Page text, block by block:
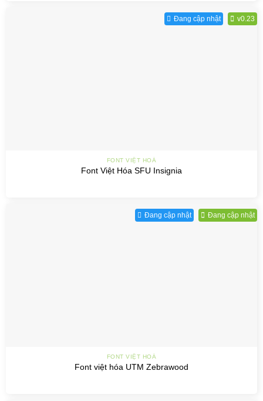
Đang cập nhật v0.23
FONT VIỆT HOÁ
Font Việt Hóa SFU Insignia
Đang cập nhật Đang cập nhật
FONT VIỆT HOÁ
Font việt hóa UTM Zebrawood